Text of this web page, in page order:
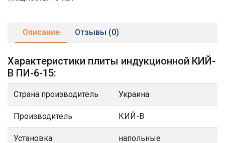
Описание Отзывы (0)
Характеристики плиты индукционной КИЙ-
В ПИ-6-15:
Страна производитель Украина
Производитель КИЙ-В
Установка напольные